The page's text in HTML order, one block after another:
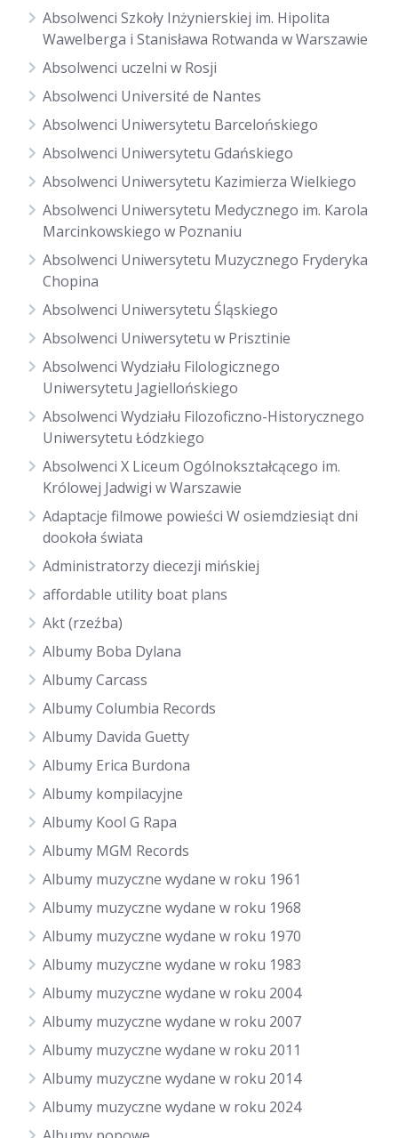
Absolwenci Szkoły Inżynierskiej im. Hipolita
Wawelberga i Stanisława Rotwanda w Warszawie
Absolwenci uczelni w Rosji
Absolwenci Université de Nantes
Absolwenci Uniwersytetu Barcelońskiego
Absolwenci Uniwersytetu Gdańskiego
Absolwenci Uniwersytetu Kazimierza Wielkiego
Absolwenci Uniwersytetu Medycznego im. Karola
Marcinkowskiego w Poznaniu
Absolwenci Uniwersytetu Muzycznego Fryderyka
Chopina
Absolwenci Uniwersytetu Śląskiego
Absolwenci Uniwersytetu w Prisztinie
Absolwenci Wydziału Filologicznego
Uniwersytetu Jagiellońskiego
Absolwenci Wydziału Filozoficzno-Historycznego
Uniwersytetu Łódzkiego
Absolwenci X Liceum Ogólnokształcącego im.
Królowej Jadwigi w Warszawie
Adaptacje filmowe powieści W osiemdziesiąt dni
dookoła świata
Administratorzy diecezji mińskiej
affordable utility boat plans
Akt (rzeźba)
Albumy Boba Dylana
Albumy Carcass
Albumy Columbia Records
Albumy Davida Guetty
Albumy Erica Burdona
Albumy kompilacyjne
Albumy Kool G Rapa
Albumy MGM Records
Albumy muzyczne wydane w roku 1961
Albumy muzyczne wydane w roku 1968
Albumy muzyczne wydane w roku 1970
Albumy muzyczne wydane w roku 1983
Albumy muzyczne wydane w roku 2004
Albumy muzyczne wydane w roku 2007
Albumy muzyczne wydane w roku 2011
Albumy muzyczne wydane w roku 2014
Albumy muzyczne wydane w roku 2024